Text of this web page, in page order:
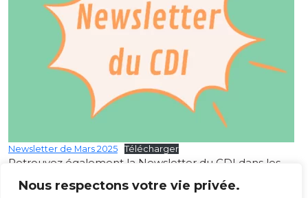
Nous respectons votre vie privée.
Newsletter de Mars 2025 Télécharger
Retrouvez également la Newsletter du CDI dans les
actualités sur MonLycee.net et sur le compte
Instagram du lycée